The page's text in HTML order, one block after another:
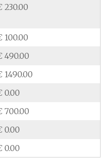
230.00
100.00
490.00
1490.00
0.00
700.00
0.00
0.00